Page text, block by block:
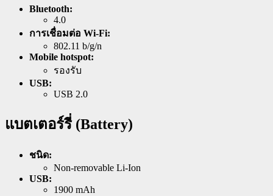
Bluetooth:
4.0
การเชื่อมต่อ Wi-Fi:
802.11 b/g/n
Mobile hotspot:
รองรับ
USB:
USB 2.0
แบตเตอร์รี่ (Battery)
ชนิด:
Non-removable Li-Ion
USB:
1900 mAh